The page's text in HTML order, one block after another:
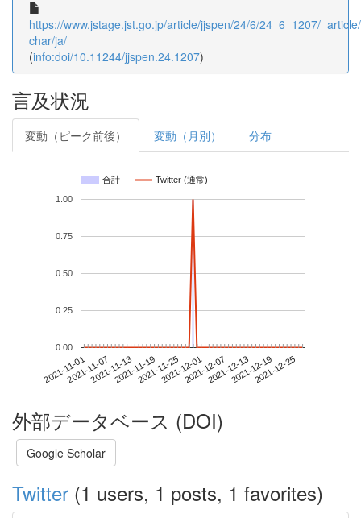
https://www.jstage.jst.go.jp/article/jjspen/24/6/24_6_1207/
char/ja/
(info:doi/10.11244/jjspen.24.1207)
言及状況
変動（ピーク前後） 変動（月別） 分布
合計 Twitter (通常)
2021-11-012021-11-072021-11-132021-11-192021-11-252021-12-012021-12-072021-12-132021-12-192021-12-25
0.00
0.25
0.50
0.75
1.00
外部データベース (DOI)
Google Scholar
Twitter (1 users, 1 posts, 1 favorites)